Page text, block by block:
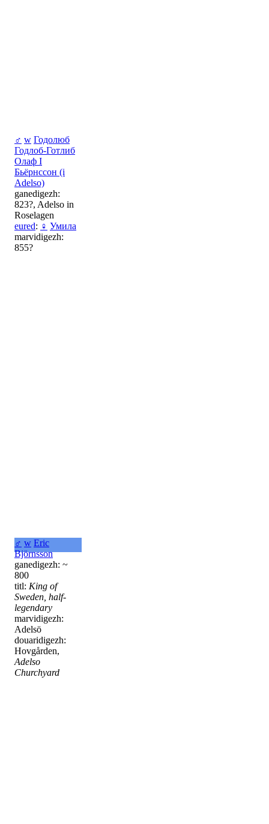
♂ w Годолюб
Годлоб-Готлиб
Олаф I
Бьёрнссон (i
Adelso)
ganedigezh:
823?, Adelso in
Roselagen
eured: ♀ Умила
marvidigezh:
855?
♂ w Eric
Björnsson
ganedigezh: ~
800
titl: King of
Sweden, half-
legendary
marvidigezh:
Adelsö
douaridigezh:
Hovgården,
Adelso
Churchyard